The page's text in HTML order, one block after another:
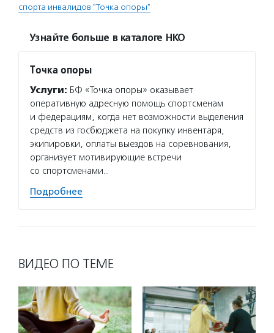
спорта инвалидов "Точка опоры"
Узнайте больше в каталоге НКО
Точка опоры
Услуги: БФ «Точка опоры» оказывает
оперативную адресную помощь спортсменам
и федерациям, когда нет возможности выделения
средств из госбюджета на покупку инвентаря,
экипировки, оплаты выездов на соревнования,
организует мотивирующие встречи
со спортсменами…
Подробнее
ВИДЕО ПО ТЕМЕ